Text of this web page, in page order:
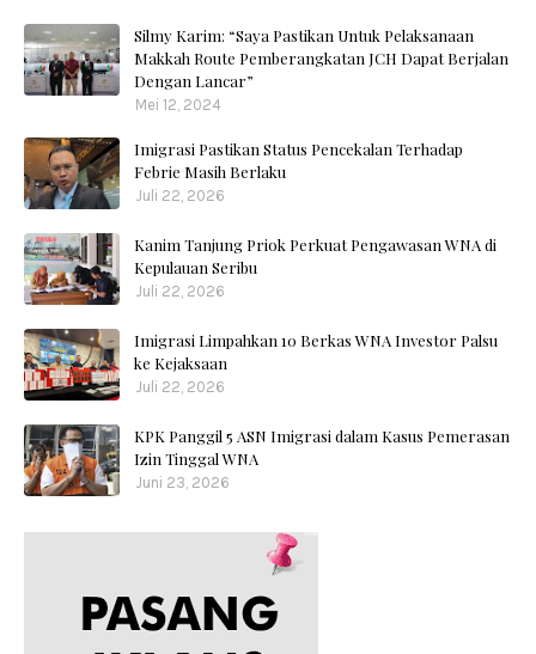
Silmy Karim: “Saya Pastikan Untuk Pelaksanaan
Makkah Route Pemberangkatan JCH Dapat Berjalan
Dengan Lancar”
Mei 12, 2024
Imigrasi Pastikan Status Pencekalan Terhadap
Febrie Masih Berlaku
Juli 22, 2026
Kanim Tanjung Priok Perkuat Pengawasan WNA di
Kepulauan Seribu
Juli 22, 2026
Imigrasi Limpahkan 10 Berkas WNA Investor Palsu
ke Kejaksaan
Juli 22, 2026
KPK Panggil 5 ASN Imigrasi dalam Kasus Pemerasan
Izin Tinggal WNA
Juni 23, 2026